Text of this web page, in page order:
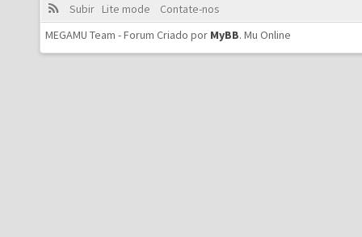
Subir Lite mode
Contate-nos
MEGAMU Team - Forum Criado por MyBB. Mu Online